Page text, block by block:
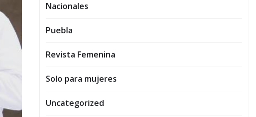
Nacionales
Puebla
Revista Femenina
Solo para mujeres
Uncategorized